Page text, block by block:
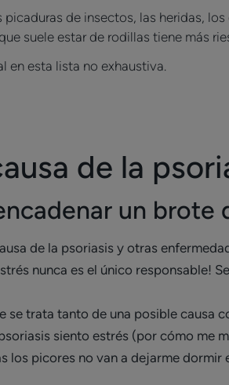
de insectos, las heridas,
suele estar de rodillas tiene más
en esta lista no exhaustiva.
de la
un brote
de la psoriasis y otras
nunca es el único responsable!
se trata tanto de una posible causa
siento estrés (por cómo me
los picores no van a dejarme dormir